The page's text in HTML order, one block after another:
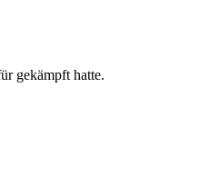
gekämpft hatte.